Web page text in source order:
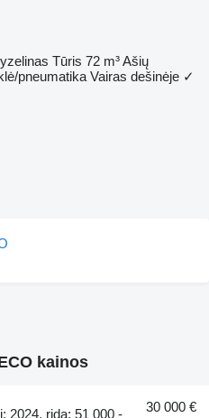
Tūris 72 m³Ašių
pneumatika Vairas dešinėje ✓
kainos
2024, rida: 51 000 -
30 000 €